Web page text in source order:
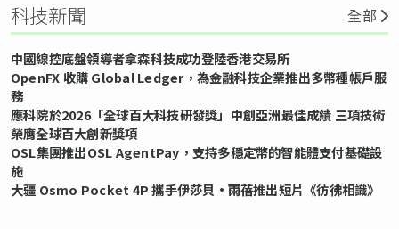
科技新聞 全部
中國線控底盤領導者拿森科技成功登陸香港交易所
OpenFX 收購 Global Ledger，為金融科技企業推出多幣種帳戶服
務
應科院於2026「全球百大科技研發獎」中創亞洲最佳成績 三項技術
榮膺全球百大創新獎項
OSL集團推出OSL AgentPay，支持多穩定幣的智能體支付基礎設
施
大疆 Osmo Pocket 4P 攜手伊莎貝•雨蓓推出短片《彷彿相識》